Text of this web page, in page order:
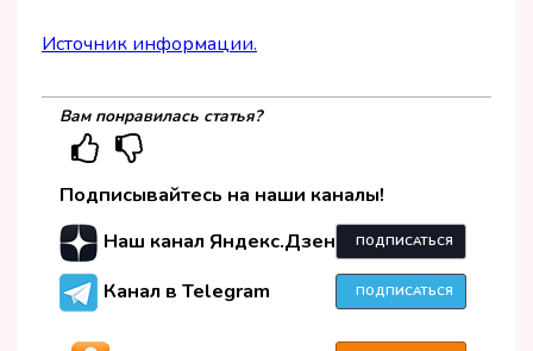
Источник информации.
Вам понравилась статья?
Подписывайтесь на наши каналы!
Наш канал Яндекс.Дзен
ПОДПИСАТЬСЯ
Канал в Telegram ПОДПИСАТЬСЯ